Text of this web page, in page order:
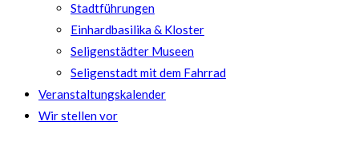
Stadtführungen
Einhardbasilika & Kloster
Seligenstädter Museen
Seligenstadt mit dem Fahrrad
Veranstaltungskalender
Wir stellen vor